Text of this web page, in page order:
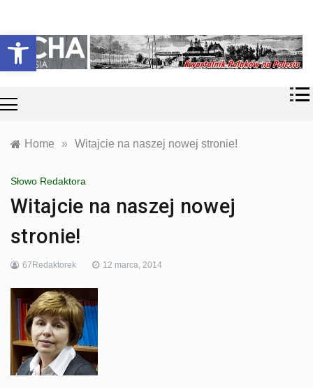
Otwórz pasek narzędzi
content
Echa
Polesia
współczesność
Polaków na
Polesiu.
Home » Witajcie na naszej nowej stronie!
Słowo Redaktora
Witajcie na naszej nowej
stronie!
67Redaktorek 12 marca, 2014